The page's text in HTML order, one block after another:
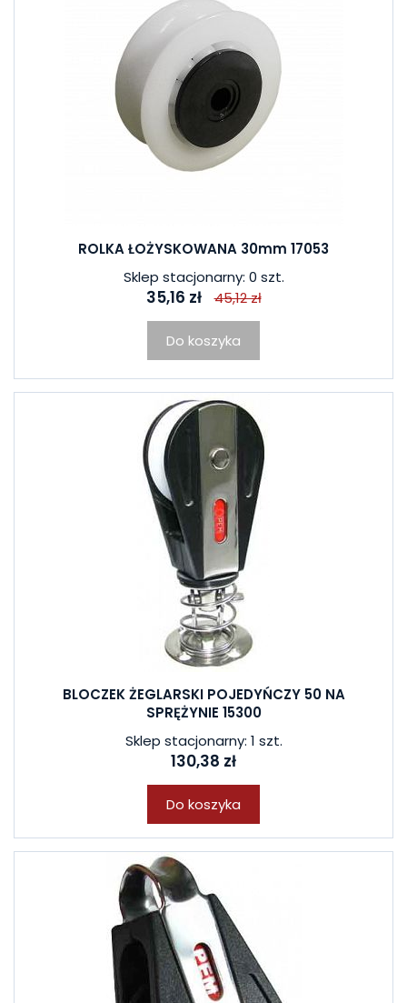
ROLKA ŁOŻYSKOWANA 30mm 17053
Sklep stacjonarny: 0 szt.
35,16 zł 45,12 zł
Do koszyka
BLOCZEK ŻEGLARSKI POJEDYŃCZY 50 NA
SPRĘŻYNIE 15300
Sklep stacjonarny: 1 szt.
130,38 zł
Do koszyka